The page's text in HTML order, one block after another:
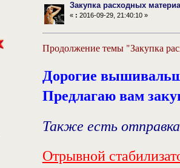
Закупка расходных
« : 2016-09-29, 21:40:10 »
Продолжение темы "Закупка
Дорогие
Предлагаю вам
Также есть
Отрывной